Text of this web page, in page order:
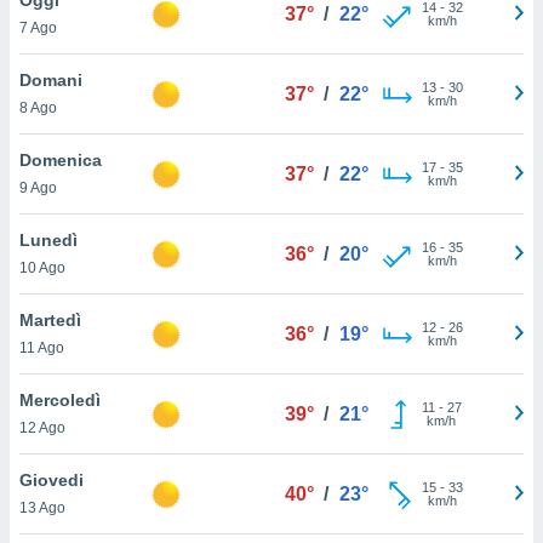
è
al sito
di
ci
di
il
un
la
nella
7 Ago
37° / 22° 14- 32
km/h
Domani
8 Ago
37° / 22° 13- 30
km/h
Domenica
9 Ago
37° / 22° 17- 35
km/h
Lunedì
10 Ago
36° / 20° 16- 35
km/h
Martedì
11 Ago
36° / 19° 12- 26
km/h
Mercoledì
12 Ago
39° / 21° 11 - 27
km/h
Giovedi
13 Ago
40° / 23° 15- 33
km/h